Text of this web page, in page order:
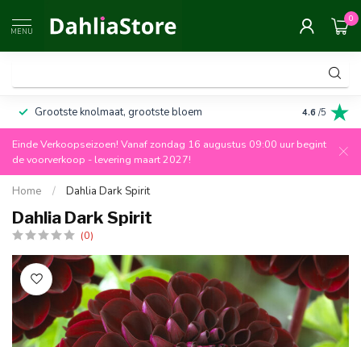
MENU
0
Grootste knolmaat, grootste bloem Altijd
4.6 /5
Einde Verkoopseizoen! Vanaf zondag 16 augustus 09:00 uur begint
de voorverkoop - levering maart 2027!
Home / Dahlia Dark Spirit
Dahlia Dark Spirit
(0)